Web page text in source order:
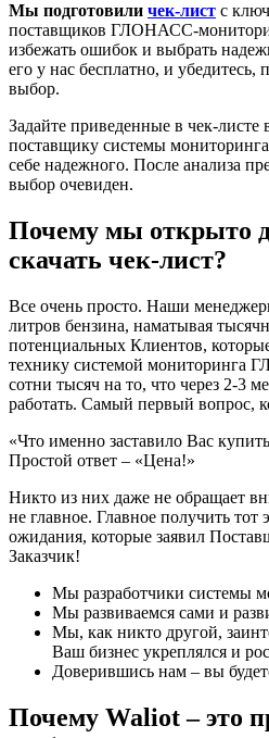
Мы подготовили чек-лист с
поставщиков ГЛОНАСС-
избежать ошибок и выбрать
его у нас бесплатно, и
выбор.
Задайте приведенные в чек-
поставщику системы
себе надежного. После анализа
выбор очевиден.
Почему мы открыто
скачать чек-лист?
Все очень просто. Наши
литров бензина, наматывая
потенциальных Клиентов,
технику системой мониторинга
сотни тысяч на то, что через 2-3
работать. Самый первый вопрос,
«Что именно заставило Вас
Простой ответ – «Цена!»
Никто из них даже не обращает
не главное. Главное получить
ожидания, которые заявил
Заказчик!
Мы разработчики системы
Мы развиваемся сами и
Мы, как никто другой,
Ваш бизнес укреплялся и
Доверившись нам – вы
Почему Waliot – это